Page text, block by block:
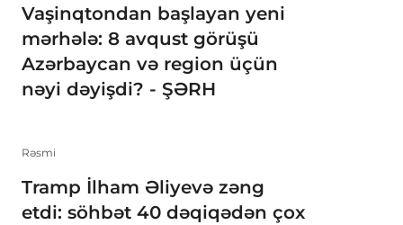
Vaşinqtondan başlayan yeni
mərhələ: 8 avqust görüşü
Azərbaycan və region üçün
nəyi dəyişdi? - ŞƏRH
Rəsmi
Tramp İlham Əliyevə zəng
etdi: söhbət 40 dəqiqədən çox